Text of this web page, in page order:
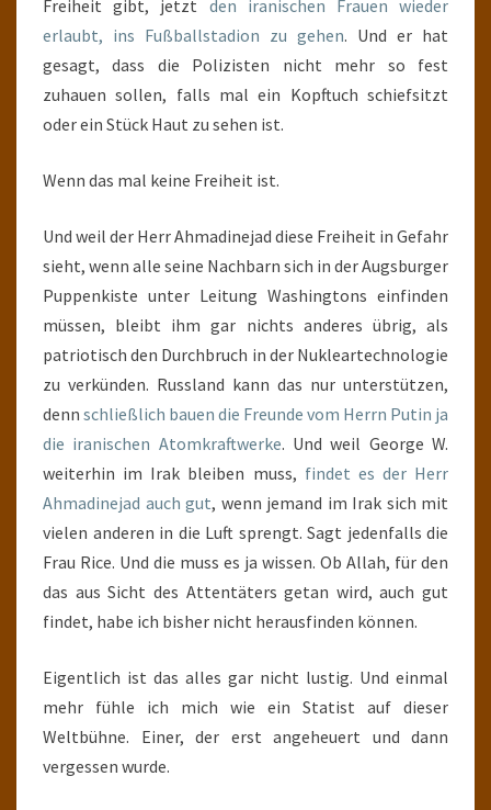
Freiheit gibt, jetzt den iranischen Frauen wieder
erlaubt, ins Fußballstadion zu gehen. Und er hat
gesagt, dass die Polizisten nicht mehr so fest
zuhauen sollen, falls mal ein Kopftuch schiefsitzt
oder ein Stück Haut zu sehen ist.
Wenn das mal keine Freiheit ist.
Und weil der Herr Ahmadinejad diese Freiheit in Gefahr
sieht, wenn alle seine Nachbarn sich in der Augsburger
Puppenkiste unter Leitung Washingtons einfinden
müssen, bleibt ihm gar nichts anderes übrig, als
patriotisch den Durchbruch in der Nukleartechnologie
zu verkünden. Russland kann das nur unterstützen,
denn schließlich bauen die Freunde vom Herrn Putin ja
die iranischen Atomkraftwerke. Und weil George W.
weiterhin im Irak bleiben muss, findet es der Herr
Ahmadinejad auch gut, wenn jemand im Irak sich mit
vielen anderen in die Luft sprengt. Sagt jedenfalls die
Frau Rice. Und die muss es ja wissen. Ob Allah, für den
das aus Sicht des Attentäters getan wird, auch gut
findet, habe ich bisher nicht herausfinden können.
Eigentlich ist das alles gar nicht lustig. Und einmal
mehr fühle ich mich wie ein Statist auf dieser
Weltbühne. Einer, der erst angeheuert und dann
vergessen wurde.